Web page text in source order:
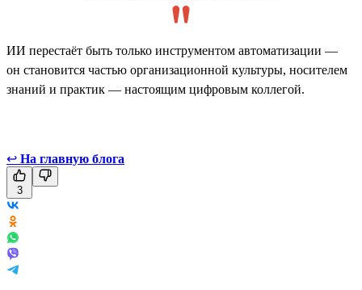
ИИ перестаёт быть только инструментом автоматизации —
он становится частью организационной культуры, носителем
знаний и практик — настоящим цифровым коллегой.
↩ На главную блога
3